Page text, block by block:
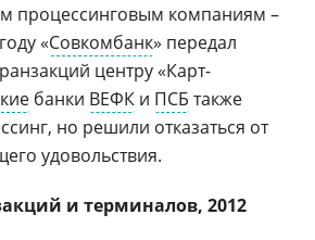
процессинговым компаниям –
«Совкомбанк» передал
центру «Карт-
банки ВЕФК и ПСБ также
но решили отказаться от
удовольствия.
и терминалов, 2012